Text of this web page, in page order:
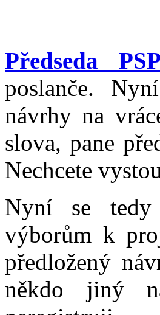
Předseda
poslanče.
návrhy na
slova, pane
Nechcete
Nyní se tedy
výborům k
předložený
někdo jiný